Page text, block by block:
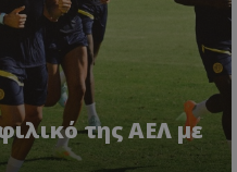
της ΑΕΛ με